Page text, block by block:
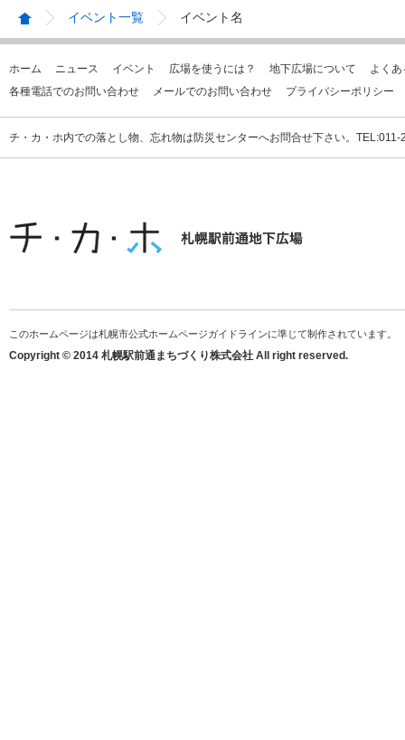
イベント一覧 イベント名
ホーム ニュース イベント 広場を使うには？ 地下広場について
よく
各種電話でのお問い合わせ
メールでのお問い合わせ プライバシーポリシー
チ・カ・ホ内での落とし物、忘れ物は防災センターへお問合せ下さい。
このホームページは札幌市公式ホームページガイドラインに準じて制作されています。
Copyright © 2014 札幌駅前通まちづくり株式会社 All right reserved.